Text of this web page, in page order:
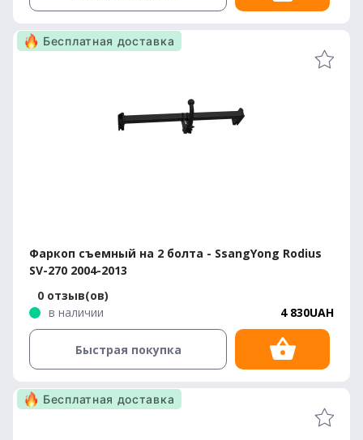
Фаркоп съемный на 2 болта - SsangYong Rodius
SV-270 2004-2013
0 отзыв(ов)
в наличии
4 830UAH
Бесплатная доставка
Быстрая покупка
Бесплатная доставка